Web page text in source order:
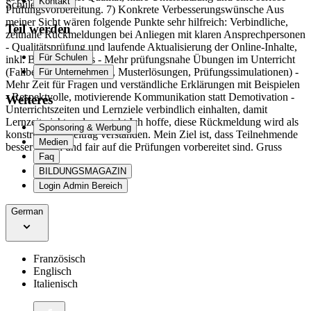
Prüfungsvorbereitung. 7) Konkrete Verbesserungswünsche Aus
meiner Sicht wären folgende Punkte sehr hilfreich: Verbindliche,
zeitnahe Rückmeldungen bei Anliegen mit klaren Ansprechpersonen
- Qualitätsprüfung und laufende Aktualisierung der Online-Inhalte,
inkl. Bugfix-Prozess - Mehr prüfungsnahe Übungen im Unterricht
(Fallbeispiele, Aufgaben, Musterlösungen, Prüfungssimulationen) -
Mehr Zeit für Fragen und verständliche Erklärungen mit Beispielen
- Respektvolle, motivierende Kommunikation statt Demotivation -
Unterrichtszeiten und Lernziele verbindlich einhalten, damit
Lernzeit nicht verloren geht Ich hoffe, diese Rückmeldung wird als
konstruktiver Beitrag verstanden. Mein Ziel ist, dass Teilnehmende
besser lernen und fair auf die Prüfungen vorbereitet sind. Gruss
Schüler fördert.
Teil werden
Für Schulen
Für Unternehmen
Weiteres
Sponsoring & Werbung
Medien
Faq
BILDUNGSMAGAZIN
Login Admin Bereich
German
Französisch
Englisch
Italienisch